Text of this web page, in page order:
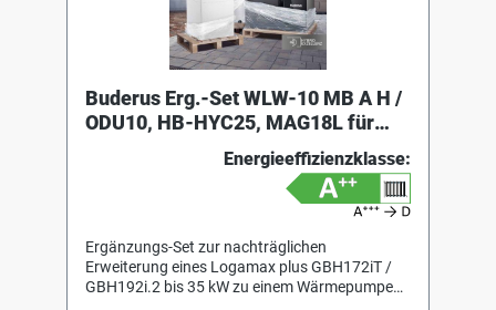
Buderus Erg.-Set WLW-10 MB A H /
ODU10, HB-HYC25, MAG18L für
Energieeffizienzklasse:
Ergänzungs-Set zur nachträglichen
Erweiterung eines Logamax plus GBH172iT /
GBH192i.2 bis 35 kW zu einem Wärmepumpen-